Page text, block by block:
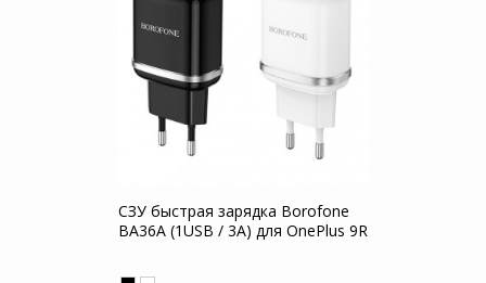
СЗУ быстрая зарядка Borofone
BA36A (1USB / 3A) для OnePlus 9R